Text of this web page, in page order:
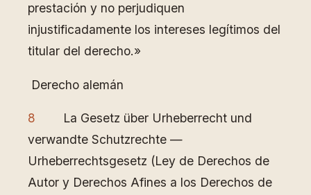
prestación y no perjudiquen
injustificadamente los intereses legítimos del
titular del derecho.»
Derecho alemán
8 La Gesetz über Urheberrecht und
verwandte Schutzrechte —
Urheberrechtsgesetz (Ley de Derechos de
Autor y Derechos Afines a los Derechos de